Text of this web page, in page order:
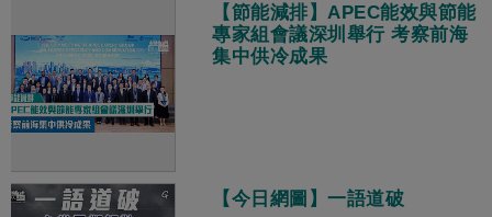
【節能減排】APEC能效與節能
專家組會議深圳舉行 考察前海
集中供冷成果
【今日網圖】一語道破